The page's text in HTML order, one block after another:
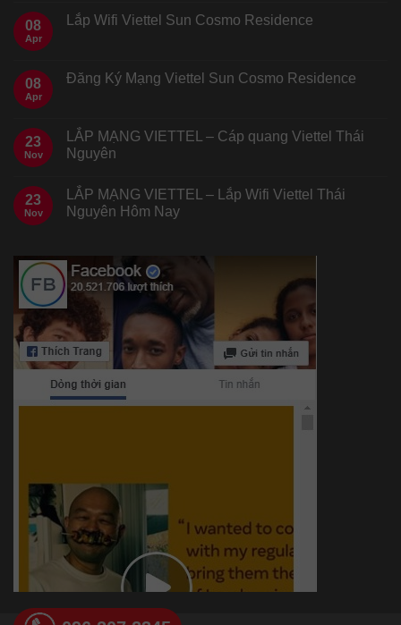
08
Apr
Lắp Wifi Viettel Sun Cosmo Residence
08
Apr
Đăng Ký Mạng Viettel Sun Cosmo Residence
23
Nov
LẮP MẠNG VIETTEL – Cáp quang Viettel Thái
Nguyên
23
Nov
LẮP MẠNG VIETTEL – Lắp Wifi Viettel Thái
Nguyên Hôm Nay